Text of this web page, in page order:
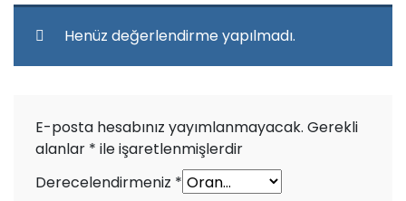
Henüz değerlendirme yapılmadı.
E-posta hesabınız yayımlanmayacak. Gerekli
alanlar * ile işaretlenmişlerdir
Derecelendirmeniz *